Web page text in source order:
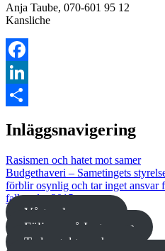
Anja Taube, 070-601 95 12
Kansliche
Facebook
LinkedIn
Inläggsnavigering
Rasismen och hatet mot samer
Budgethaveri – Sametingets
förblir osynlig och tar inget ansvar
fall under 2015
Vårt valprogram
Följ oss på Instagram
Ta kontakt med oss